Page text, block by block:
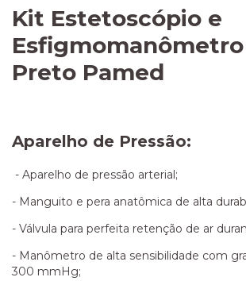
Kit Estetoscópio e
Esfigmomanômetro
Preto Pamed
Aparelho de Pressão:
- Aparelho de pressão arterial;
- Manguito e pera anatômica de alta
- Válvula para perfeita retenção de ar
- Manômetro de alta sensibilidade com
300 mmHg;